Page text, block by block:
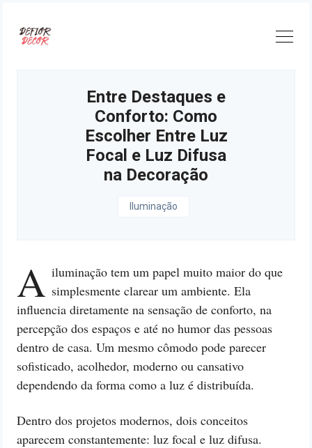
content
Entre Destaques e
Conforto: Como
Escolher Entre Luz
Focal e Luz Difusa
na Decoração
Iluminação
A iluminação tem um papel muito maior do que
simplesmente clarear um ambiente. Ela
influencia diretamente na sensação de conforto, na
percepção dos espaços e até no humor das pessoas
dentro de casa. Um mesmo cômodo pode parecer
sofisticado, acolhedor, moderno ou cansativo
dependendo da forma como a luz é distribuída.
Dentro dos projetos modernos, dois conceitos
aparecem constantemente: luz focal e luz difusa.